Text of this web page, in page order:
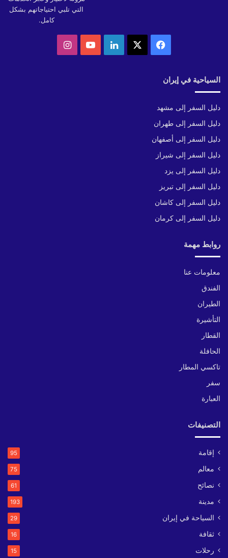
التي تلبي احتياجاتهم بشكل
كامل.
فيسبوك لينكدإن‫YouTubeانستقرام
السياحية في إيران
دليل السفر إلى مشهد
دليل السفر إلى طهران
دليل السفر إلى أصفهان
دليل السفر إلى شيراز
دليل السفر إلى يزد
دليل السفر إلى تبريز
دليل السفر إلى كاشان
دليل السفر إلى كرمان
روابط مهمة
معلومات عنا
الفندق
الطيران
التأشيرة
القطار
الحافلة
تاكسي المطار
سفر
العبارة
التصنيفات
إقامة 95
معالم 75
نصائح 61
مدينة 193
السياحة في إيران 29
ثقافة 16
رحلات 15